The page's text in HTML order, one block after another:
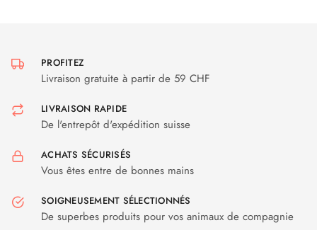
PROFITEZ
Livraison gratuite à partir de 59 CHF
LIVRAISON RAPIDE
De l'entrepôt d'expédition suisse
ACHATS SÉCURISÉS
Vous êtes entre de bonnes mains
SOIGNEUSEMENT SÉLECTIONNÉS
De superbes produits pour vos animaux de compagnie